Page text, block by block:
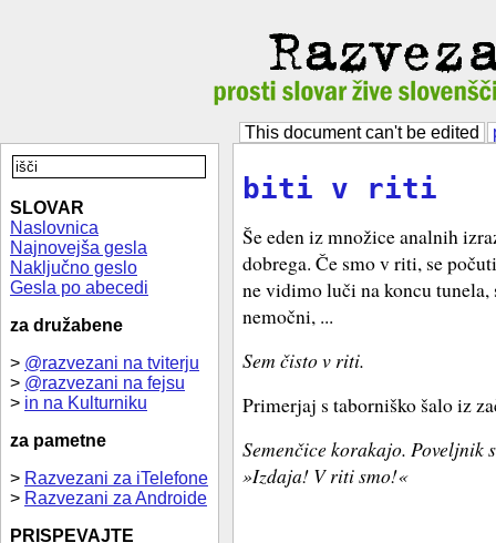
This document can't be edited
SLOVAR
Naslovnica
Najnovejša gesla
Naključno geslo
Gesla po abecedi
za družabene
> @razvezani na tviterju
> @razvezani na fejsu
> in na Kulturniku
za pametne
> Razvezani za iTelefone
> Razvezani za Androide
PRISPEVAJTE
biti v riti
Še eden iz množice analnih
dobrega. Če smo v riti, se
ne vidimo luči na koncu
nemočni, ...
Sem čisto v riti.
Primerjaj s taborniško šalo iz
Semenčice korakajo. Poveljnik
»Izdaja! V riti smo!«